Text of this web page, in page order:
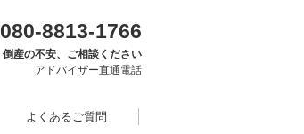
080-8813-1766
倒産の不安、ご相談ください
アドバイザー直通電話
よくあるご質問